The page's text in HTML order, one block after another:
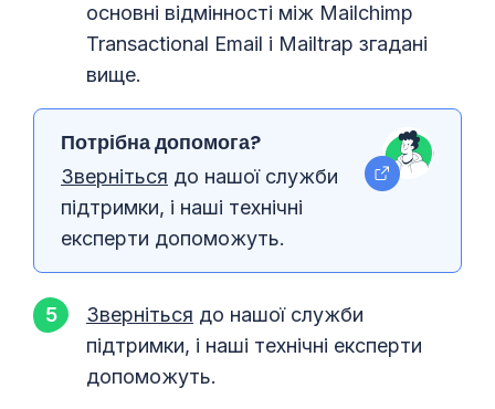
основні відмінності між Mailchimp
Transactional Email і Mailtrap згадані
вище.
Потрібна допомога?
Зверніться до нашої служби
підтримки, і наші технічні
експерти допоможуть.
Зверніться до нашої служби
підтримки, і наші технічні експерти
допоможуть.